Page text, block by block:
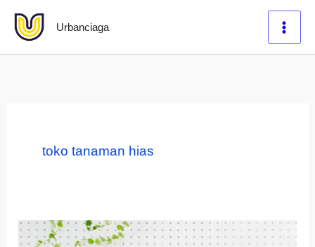
Lewati
konten
Urbanciaga
toko tanaman hias